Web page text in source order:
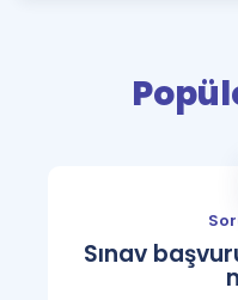
Rehberlik Aracı
ÖSYM Sınav
Blog
Sınav